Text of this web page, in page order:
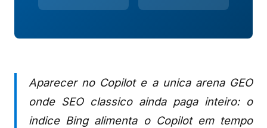
Aparecer no Copilot e a unica arena GEO
onde SEO classico ainda paga inteiro: o
indice Bing alimenta o Copilot em tempo